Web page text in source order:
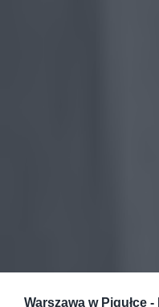
Warszawa w Pigułce -